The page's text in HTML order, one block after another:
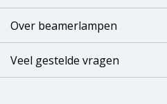
Over beamerlampen
Veel gestelde vragen